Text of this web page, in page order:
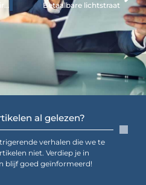
al gelezen?
verhalen die we te
niet. Verdiep je in
blijf goed geïnformeerd!
Waar kan je schoolmeubilair vinden? Betaalbare lichtstraat